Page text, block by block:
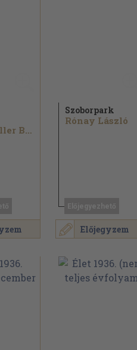
Wöhrmüller Bonifác
Előjegyzem
Szoborpark
Rónay László